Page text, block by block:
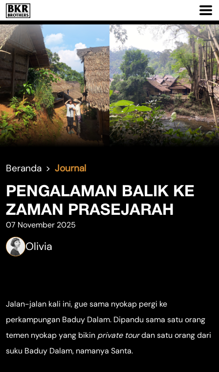
Beranda Journal
PENGALAMAN BALIK KE
ZAMAN PRASEJARAH
07 November 2025
Olivia
Jalan-jalan kali ini, gue sama nyokap pergi ke
perkampungan Baduy Dalam. Dipandu sama satu orang
temen nyokap yang bikin private tourdan satu orang dari
suku Baduy Dalam, namanya Santa.